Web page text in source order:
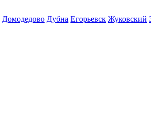
Домодедово Дубна Егорьевск Жуковский